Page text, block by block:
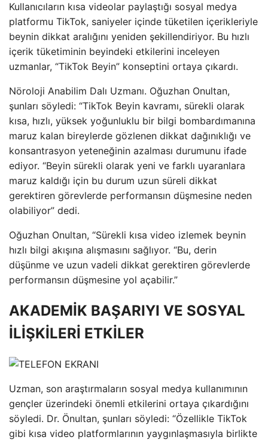
Kullanıcıların kısa videolar paylaştığı sosyal medya
platformu TikTok, saniyeler içinde tüketilen içerikleriyle
beynin dikkat aralığını yeniden şekillendiriyor. Bu hızlı
içerik tüketiminin beyindeki etkilerini inceleyen
uzmanlar, “TikTok Beyin” konseptini ortaya çıkardı.
Nöroloji Anabilim Dalı Uzmanı. Oğuzhan Onultan,
şunları söyledi: “TikTok Beyin kavramı, sürekli olarak
kısa, hızlı, yüksek yoğunluklu bir bilgi bombardımanına
maruz kalan bireylerde gözlenen dikkat dağınıklığı ve
konsantrasyon yeteneğinin azalması durumunu ifade
ediyor. “Beyin sürekli olarak yeni ve farklı uyaranlara
maruz kaldığı için bu durum uzun süreli dikkat
gerektiren görevlerde performansın düşmesine neden
olabiliyor” dedi.
Oğuzhan Onultan, “Sürekli kısa video izlemek beynin
hızlı bilgi akışına alışmasını sağlıyor. “Bu, derin
düşünme ve uzun vadeli dikkat gerektiren görevlerde
performansın düşmesine yol açabilir.”
AKADEMİK BAŞARIYI VE SOSYAL
İLİŞKİLERİ ETKİLER
Uzman, son araştırmaların sosyal medya kullanımının
gençler üzerindeki önemli etkilerini ortaya çıkardığını
söyledi. Dr. Önultan, şunları söyledi: “Özellikle TikTok
gibi kısa video platformlarının yaygınlaşmasıyla birlikte